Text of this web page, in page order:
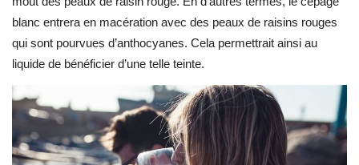
blanc entrera en macération avec des peaux de raisins rouges
qui sont pourvues d’anthocyanes. Cela permettrait ainsi au
liquide de bénéficier d’une telle teinte.